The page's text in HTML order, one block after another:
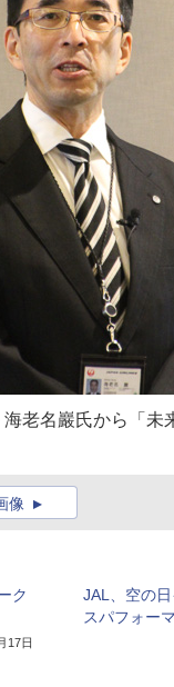
老名巖氏から「
像
ク
17日
JAL、空の
スパフォー